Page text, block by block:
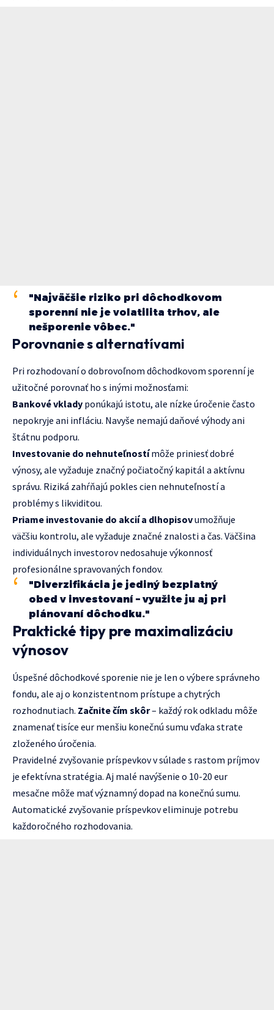
"Najväčšie riziko pri dôchodkovom
sporenní nie je volatilita trhov, ale
nešporenie vôbec."
Porovnanie s alternatívami
Pri rozhodovaní o dobrovoľnom dôchodkovom sporenní je
užitočné porovnať ho s inými možnosťami:
Bankové vklady ponúkajú istotu, ale nízke úročenie často
nepokryje ani infláciu. Navyše nemajú daňové výhody ani
štátnu podporu.
Investovanie do nehnuteľnostímôže priniesť dobré
výnosy, ale vyžaduje značný počiatočný kapitál a aktívnu
správu. Riziká zahŕňajú pokles cien nehnuteľností a
problémy s likviditou.
Priame investovanie do akcií a dlhopisovumožňuje
väčšiu kontrolu, ale vyžaduje značné znalosti a čas. Väčšina
individuálnych investorov nedosahuje výkonnosť
profesionálne spravovaných fondov.
"Diverzifikácia je jediný bezplatný
obed v investovaní – využite ju aj pri
plánovaní dôchodku."
Praktické tipy pre maximalizáciu
výnosov
Úspešné dôchodkové sporenie nie je len o výbere správneho
fondu, ale aj o konzistentnom prístupe a chytrých
rozhodnutiach. Začnite čím skôr– každý rok odkladu môže
znamenať tisíce eur menšiu konečnú sumu vďaka strate
zloženého úročenia.
Pravidelné zvyšovanie príspevkov v súlade s rastom príjmov
je efektívna stratégia. Aj malé navýšenie o 10-20 eur
mesačne môže mať významný dopad na konečnú sumu.
Automatické zvyšovanie príspevkov eliminuje potrebu
každoročného rozhodovania.